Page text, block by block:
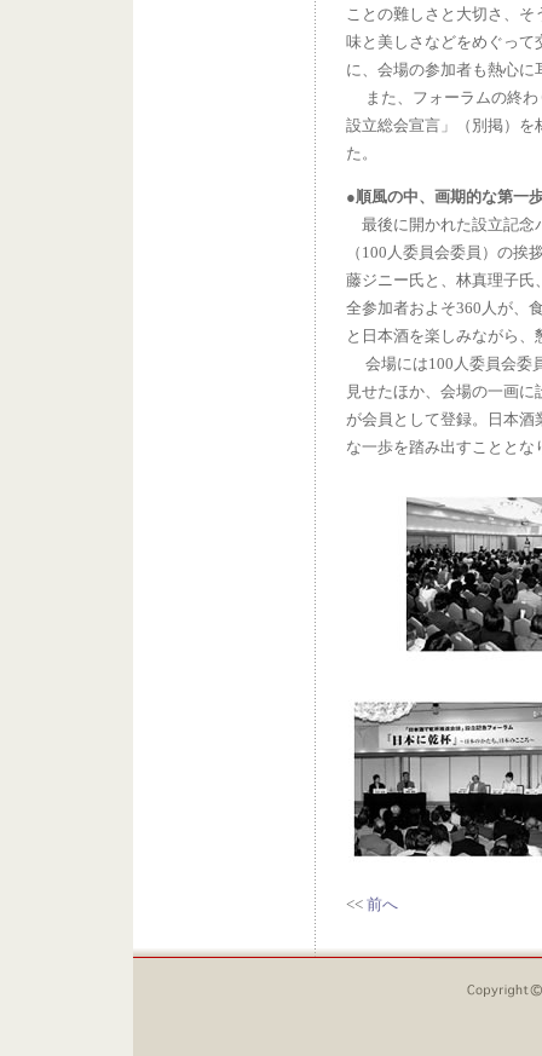
ことの難しさと大切さ、
味と美しさなどをめぐって
に、会場の参加者も熱心に
また、フォーラムの終わ
設立総会宣言」（別掲）を
た。
●順風の中、画期的な第一
最後に開かれた設立記念
（100人委員会委員）の
藤ジニー氏と、林真理子氏
全参加者およそ360人が、
と日本酒を楽しみながら
会場には100人委員会委
見せたほか、会場の一画
が会員として登録。日本
な一歩を踏み出すこととな
<< 前へ